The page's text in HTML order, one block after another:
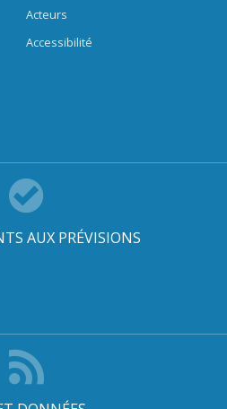
Acteurs
Accessibilité
AUX PRÉVISIONS